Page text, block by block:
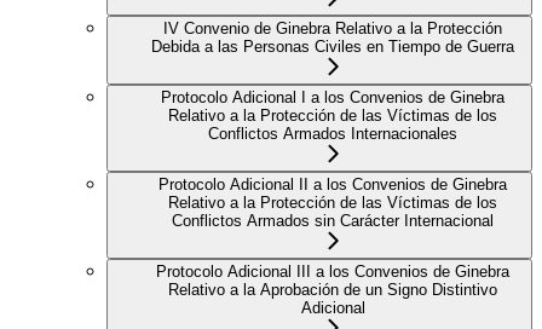
IV Convenio de Ginebra Relativo a la Protección
Debida a las Personas Civiles en Tiempo de Guerra
Protocolo Adicional I a los Convenios de Ginebra
Relativo a la Protección de las Víctimas de los
Conflictos Armados Internacionales
Protocolo Adicional II a los Convenios de Ginebra
Relativo a la Protección de las Víctimas de los
Conflictos Armados sin Carácter Internacional
Protocolo Adicional III a los Convenios de Ginebra
Relativo a la Aprobación de un Signo Distintivo
Adicional